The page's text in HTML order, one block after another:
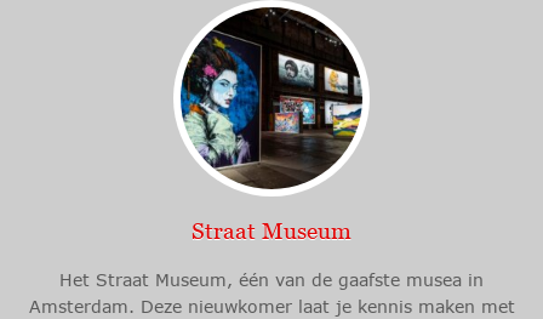
Straat Museum
Het Straat Museum, één van de gaafste musea in
Amsterdam. Deze nieuwkomer laat je kennis maken met